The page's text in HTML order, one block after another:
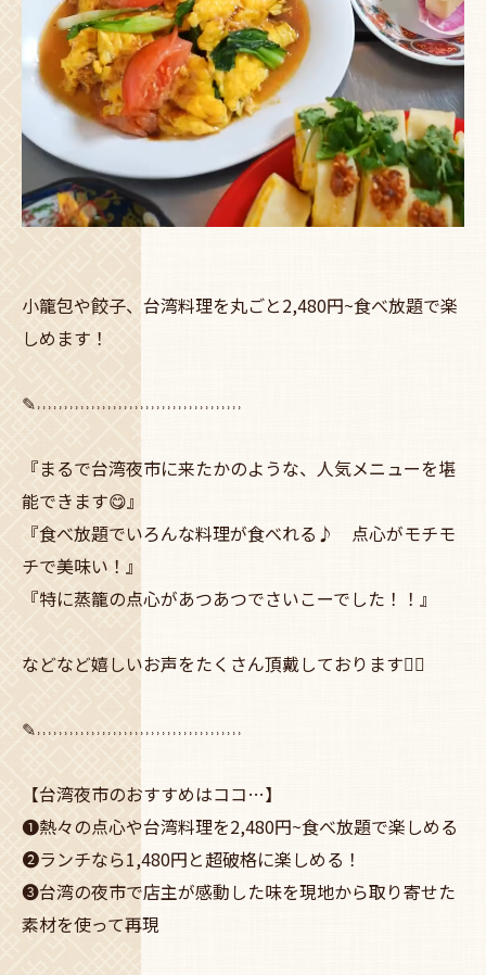
小籠包や餃子、台湾料理を丸ごと2,480円~食べ放題で楽
しめます！
✎˒˒˒˒˒˒˒˒˒˒˒˒˒˒˒˒˒˒˒˒˒˒˒˒˒˒˒˒˒˒˒˒˒˒˒˒˒˒
『まるで台湾夜市に来たかのような、人気メニューを堪
能できます😋』
『食べ放題でいろんな料理が食べれる♪ 点心がモチモ
チで美味い！』
『特に蒸籠の点心があつあつでさいこーでした！！』
などなど嬉しいお声をたくさん頂戴しております🙇‍♀️
✎˒˒˒˒˒˒˒˒˒˒˒˒˒˒˒˒˒˒˒˒˒˒˒˒˒˒˒˒˒˒˒˒˒˒˒˒˒˒
【台湾夜市のおすすめはココ…】
❶熱々の点心や台湾料理を2,480円~食べ放題で楽しめる
❷ランチなら1,480円と超破格に楽しめる！
❸台湾の夜市で店主が感動した味を現地から取り寄せた
素材を使って再現